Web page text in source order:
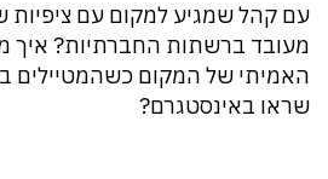
עם קהל שמגיע למקום עם ציפיות
מעובד ברשתות החברתיות? איך
האמיתי של המקום כשהמטיילים
שראו באינסטגרם?